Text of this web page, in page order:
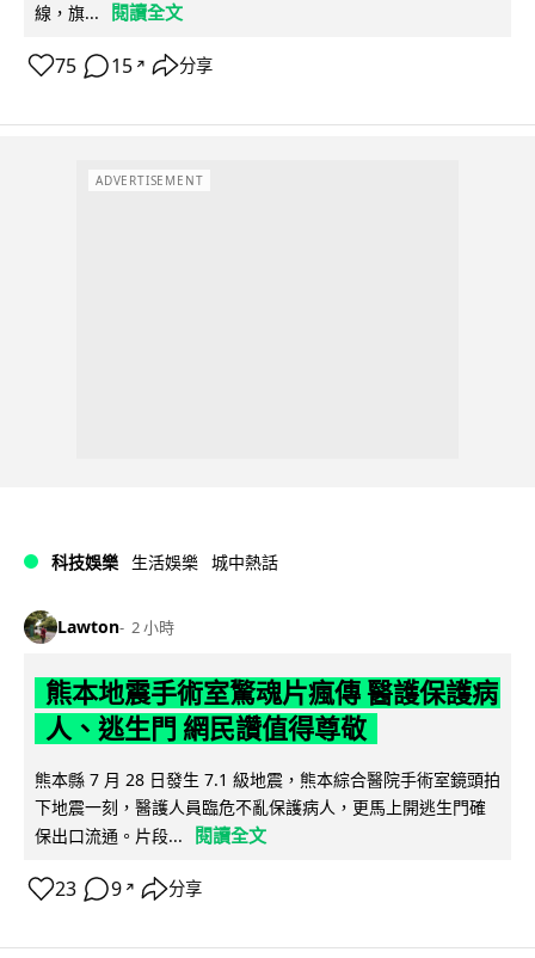
線，旗... 閱讀全文
75 15 ↗ 分享
ADVERTISEMENT
科技娛樂 生活娛樂 城中熱話
Lawton 2 小時
熊本地震手術室驚魂片瘋傳 醫護保護病
人、逃生門 網民讚值得尊敬
熊本縣 7 月 28 日發生 7.1 級地震，熊本綜合醫院手術室鏡頭拍
下地震一刻，醫護人員臨危不亂保護病人，更馬上開逃生門確
保出口流通。片段...
閱讀全文
23 9 ↗ 分享